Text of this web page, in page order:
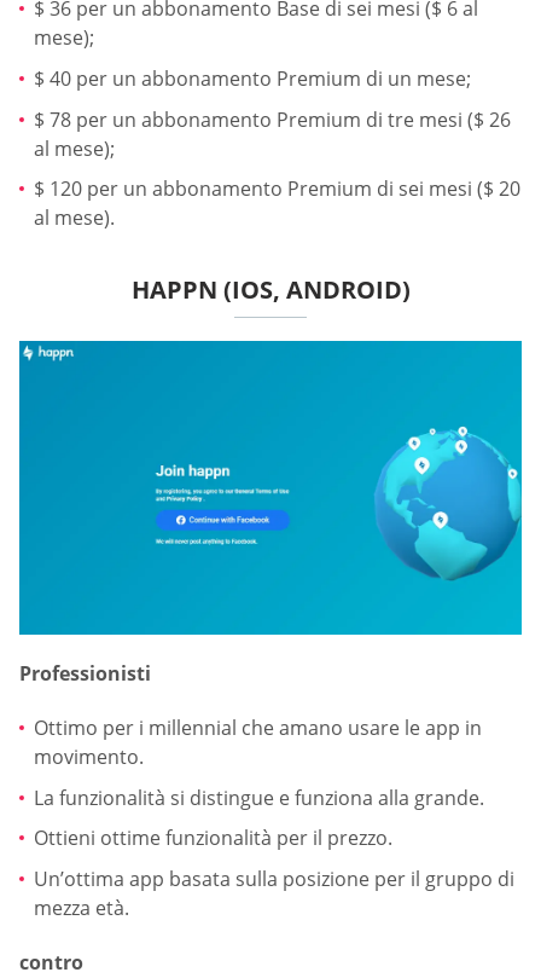
$ 36 per un abbonamento Base di sei mesi ($ 6 al
mese);
$ 40 per un abbonamento Premium di un mese;
$ 78 per un abbonamento Premium di tre mesi ($ 26
al mese);
$ 120 per un abbonamento Premium di sei mesi ($ 20
al mese).
HAPPN (IOS, ANDROID)
Professionisti
Ottimo per i millennial che amano usare le app in
movimento.
La funzionalità si distingue e funziona alla grande.
Ottieni ottime funzionalità per il prezzo.
Un’ottima app basata sulla posizione per il gruppo di
mezza età.
contro